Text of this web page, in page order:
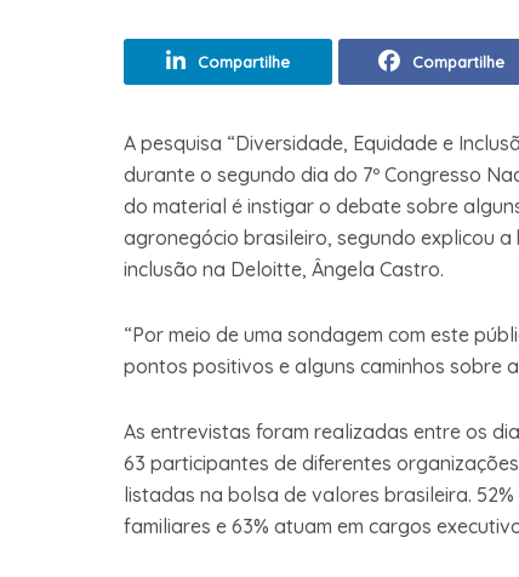
Compartilhe Compartilhe
A pesquisa “Diversidade, Equidade e
durante o segundo dia do 7º Congresso
do material é instigar o debate sobre
agronegócio brasileiro, segundo explicou
inclusão na Deloitte, Ângela Castro.
“Por meio de uma sondagem com este
pontos positivos e alguns caminhos sobre
As entrevistas foram realizadas entre os
63 participantes de diferentes
listadas na bolsa de valores brasileira.
familiares e 63% atuam em cargos